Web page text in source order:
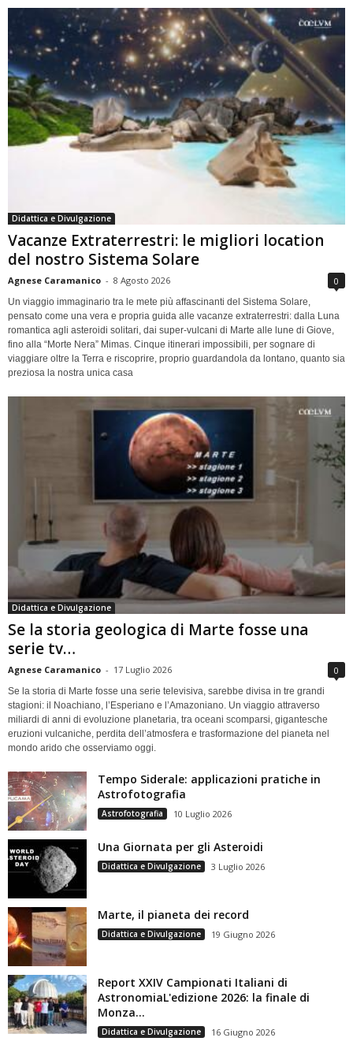
Didattica e Divulgazione
Vacanze Extraterrestri: le migliori location
del nostro Sistema Solare
Agnese Caramanico - 8 Agosto 2026 0
Un viaggio immaginario tra le mete più affascinanti del Sistema Solare,
pensato come una vera e propria guida alle vacanze extraterrestri: dalla Luna
romantica agli asteroidi solitari, dai super-vulcani di Marte alle lune di Giove,
fino alla “Morte Nera” Mimas. Cinque itinerari impossibili, per sognare di
viaggiare oltre la Terra e riscoprire, proprio guardandola da lontano, quanto sia
preziosa la nostra unica casa
Didattica e Divulgazione
Se la storia geologica di Marte fosse una
serie tv…
Agnese Caramanico - 17 Luglio 2026 0
Se la storia di Marte fosse una serie televisiva, sarebbe divisa in tre grandi
stagioni: il Noachiano, l’Esperiano e l’Amazoniano. Un viaggio attraverso
miliardi di anni di evoluzione planetaria, tra oceani scomparsi, gigantesche
eruzioni vulcaniche, perdita dell’atmosfera e trasformazione del pianeta nel
mondo arido che osserviamo oggi.
Tempo Siderale: applicazioni pratiche in
Astrofotografia
Astrofotografia 10 Luglio 2026
Una Giornata per gli Asteroidi
Didattica e Divulgazione 3 Luglio 2026
Marte, il pianeta dei record
Didattica e Divulgazione 19 Giugno 2026
Report XXIV Campionati Italiani di
AstronomiaL'edizione 2026: la finale di
Monza...
Didattica e Divulgazione
16 Giugno 2026